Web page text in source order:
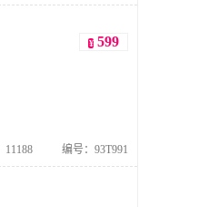
11188 编号：93T991
¥ 599